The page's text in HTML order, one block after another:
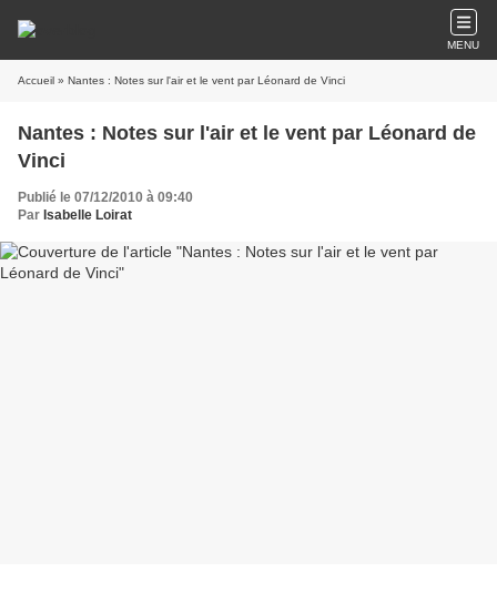
MENU
Accueil » Nantes : Notes sur l'air et le vent par Léonard de Vinci
Nantes : Notes sur l'air et le vent par Léonard de
Vinci
Publié le 07/12/2010 à 09:40
Par Isabelle Loirat